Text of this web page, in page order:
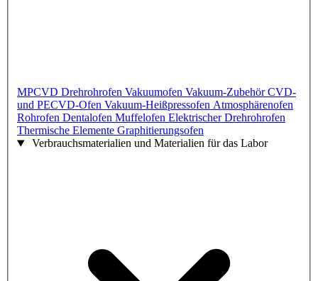
MPCVD Drehrohrofen Vakuumofen Vakuum-ZubehörCVD-
und PECVD-Ofen Vakuum-Heißpressofen Atmosphärenofen
Rohrofen Dentalofen Muffelofen Elektrischer Drehrohrofen
Thermische Elemente Graphitierungsofen
Verbrauchsmaterialien und Materialien für das Labor